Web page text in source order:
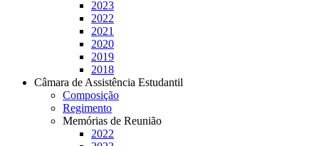
2023
2022
2021
2020
2019
2018
Câmara de Assistência Estudantil
Composição
Regimento
Memórias de Reunião
2022